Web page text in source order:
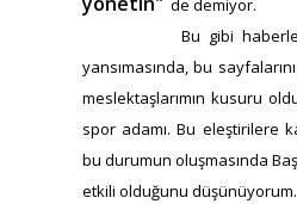
de demiyor.
Bu gibi haberlerin
yansımasında, bu
meslektaşlarımın kusuru
spor adamı. Bu eleştirilere
bu durumun oluşmasında
etkili olduğunu düşünüyorum.